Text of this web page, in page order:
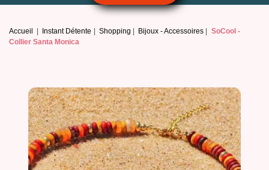
Accueil Instant Détente Shopping Bijoux - Accessoires
SoCool -
Collier Santa Monica